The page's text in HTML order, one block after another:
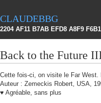
claudebbg
2204 AF11 B7AB EFD8 A8F9
Back to the Future
Cette fois-ci, on visite le Far West.
Auteur : Zemeckis Robert, USA,
♥ Agréable, sans plus